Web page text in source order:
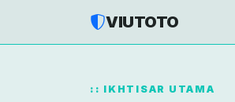
VIUTOTO
IKHTISAR UTAMA